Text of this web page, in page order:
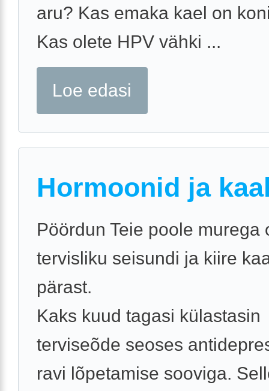
aru? Kas emaka kael on
Kas olete HPV vähki ...
Loe edasi
Hormoonid ja
Pöördun Teie poole murega
tervisliku seisundi ja kiire
pärast.
Kaks kuud tagasi külastasin
terviseõde seoses
ravi lõpetamise sooviga.